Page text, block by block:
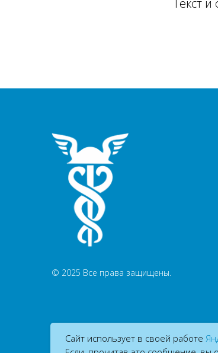
Сайт использует в своей работе
Текст
© 2025 Все права защищены.